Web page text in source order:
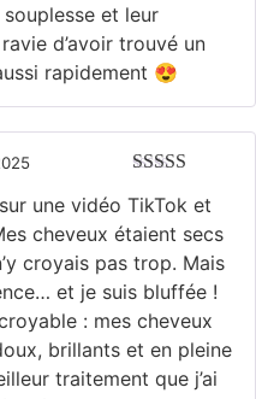
et leur
d’avoir trouvé un
rapidement 😍
une vidéo TikTok et
cheveux étaient secs
croyais pas trop. Mais
et je suis bluffée !
: mes cheveux
brillants et en pleine
traitement que j’ai